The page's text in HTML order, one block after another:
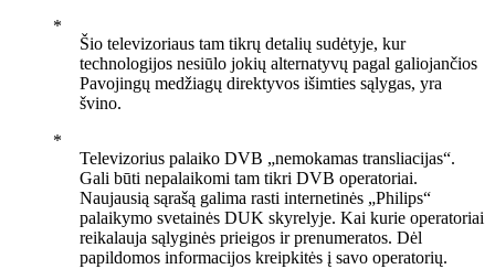
Šio televizoriaus tam tikrų detalių sudėtyje, kur
technologijos nesiūlo jokių alternatyvų pagal galiojančios
Pavojingų medžiagų direktyvos išimties sąlygas, yra
švino.
Televizorius palaiko DVB „nemokamas transliacijas“.
Gali būti nepalaikomi tam tikri DVB operatoriai.
Naujausią sąrašą galima rasti internetinės „Philips“
palaikymo svetainės DUK skyrelyje. Kai kurie operatoriai
reikalauja sąlyginės prieigos ir prenumeratos. Dėl
papildomos informacijos kreipkitės į savo operatorių.